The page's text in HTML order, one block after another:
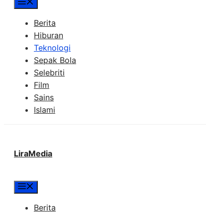
Berita
Hiburan
Teknologi
Sepak Bola
Selebriti
Film
Sains
Islami
LiraMedia
Berita